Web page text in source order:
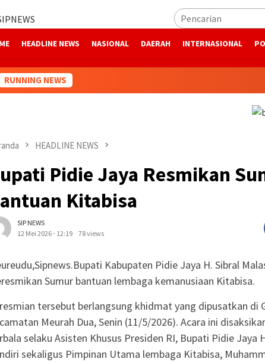
HEADLINE NEWS NASIONAL DAERAH INTERNASIONAL
RUNNING NEWS
HEADLINE NEWS
Pidie Jaya Resmikan
Kitabisa
SIP NEWS
12 Mei 2026 - 12:19
78 views
Kabupaten Pidie Jaya H. Sibral
Sumur bantuan lembaga kemanusiaan Kitabisa.
tersebut berlangsung khidmat yang dipusatkan di
Meurah Dua, Senin (11/5/2026). Acara ini
selaku Asisten Khusus Presiden RI, Bupati Pidie Jaya
sekaligus Pimpinan Utama lembaga Kitabisa,